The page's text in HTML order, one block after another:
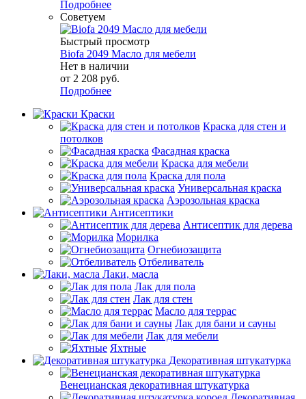
Подробнее
Советуем
Быстрый просмотр
Biofa 2049 Масло для мебели
Нет в наличии
от 2 208 руб.
Подробнее
Краски
Краска для стен и
потолков
Фасадная краска
Краска для мебели
Краска для пола
Универсальная краска
Аэрозольная краска
Антисептики
Антисептик для дерева
Морилка
Огнебиозащита
Отбеливатель
Лаки, масла
Лак для пола
Лак для стен
Масло для террас
Лак для бани и сауны
Лак для мебели
Яхтные
Декоративная штукатурка
Венецианская декоративная штукатурка